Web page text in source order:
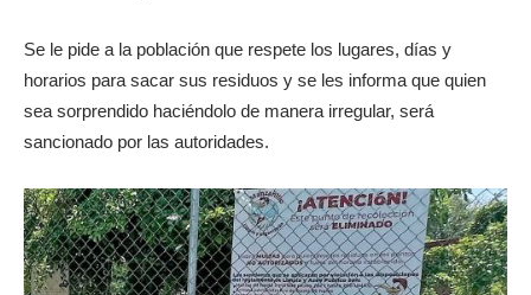
Se le pide a la población que respete los lugares, días y
horarios para sacar sus residuos y se les informa que quien
sea sorprendido haciéndolo de manera irregular, será
sancionado por las autoridades.